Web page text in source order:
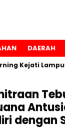
DAERAH
Kejati Lampung
dengan